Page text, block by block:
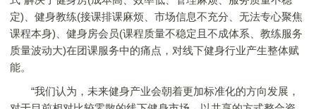
定)、健身教练(接课排课麻烦、市场信息不充分、无法专心聚焦
课程本身)、健身房会员(课程质量不稳定且不成体系、教练服务
质量波动大)在团课服务中的痛点，对线下健身行业产生整体赋
能。
“我们认为，未来健身产业会朝着更加标准化的方向发展，